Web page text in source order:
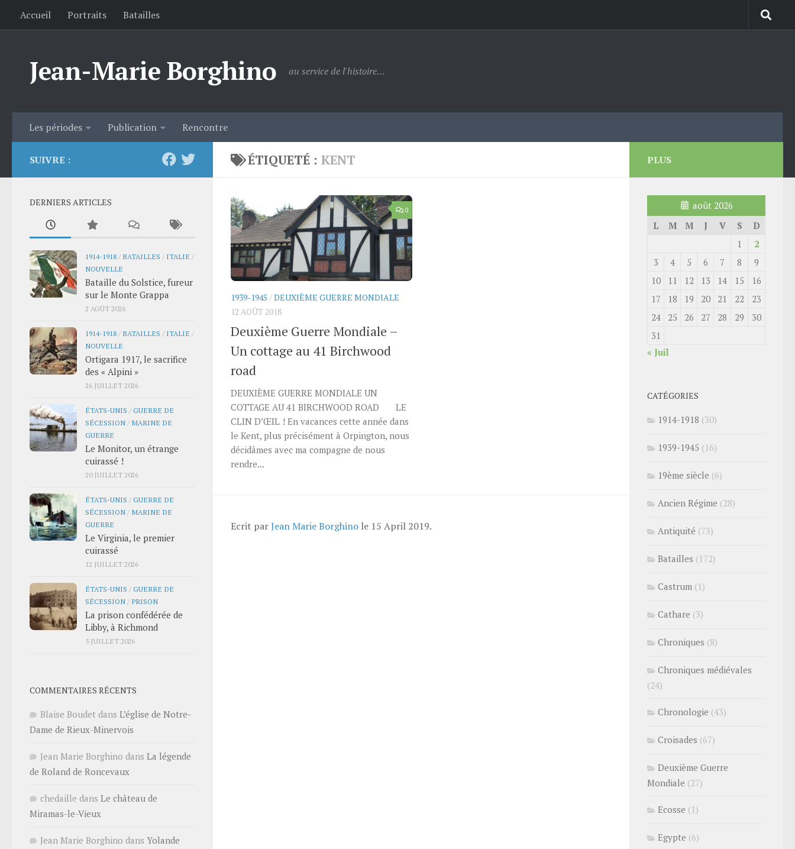
Skip to content
Accueil Portraits Batailles
Jean-Marie Borghino au service de l'histoire…
Les périodes Publication Rencontre
ÉTIQUETÉ : KENT
0
1939-1945 /DEUXIÈME GUERRE MONDIALE
12 AOÛT 2018
Deuxième Guerre Mondiale –
Un cottage au 41 Birchwood
road
DEUXIÈME GUERRE MONDIALE UN
COTTAGE AU 41 BIRCHWOOD ROAD LE
CLIN D’ŒIL ! En vacances cette année dans
le Kent, plus précisément à Orpington, nous
décidâmes avec ma compagne de nous
rendre...
Ecrit parJean Marie Borghino le 15 April 2019.
SUIVRE :
DERNIERS ARTICLES
1914-1918 / BATAILLES / ITALIE /
NOUVELLE
Bataille du Solstice, fureur
sur le Monte Grappa
2 AOÛT 2026
1914-1918 / BATAILLES / ITALIE /
NOUVELLE
Ortigara 1917, le sacrifice
des « Alpini »
26 JUILLET 2026
ÉTATS-UNIS /GUERRE DE
SÉCESSION / MARINE DE
GUERRE
Le Monitor, un étrange
cuirassé !
20 JUILLET 2026
ÉTATS-UNIS /GUERRE DE
SÉCESSION / MARINE DE
GUERRE
Le Virginia, le premier
cuirassé
12 JUILLET 2026
ÉTATS-UNIS /GUERRE DE
SÉCESSION / PRISON
La prison confédérée de
Libby, à Richmond
5 JUILLET 2026
COMMENTAIRES RÉCENTS
Blaise Boudet dans L’église de Notre-
Dame de Rieux-Minervois
Jean Marie Borghino dans La légende
de Roland de Roncevaux
chedaille dans Le château de
Miramas-le-Vieux
Jean Marie Borghino dans Yolande
PLUS
août 2026
L
M M J V S
D
1
2
3
4 5 6 7 8
9
10
11 12 13 14 15
16
17
18 19 20 21 22
23
24
25 26 27 28 29
30
31
« Juil
CATÉGORIES
1914-1918 (30)
1939-1945 (16)
19ème siècle (6)
Ancien Régime (28)
Antiquité (73)
Batailles (172)
Castrum (1)
Cathare (3)
Chroniques (8)
Chroniques médiévales
(24)
Chronologie (43)
Croisades (67)
Deuxième Guerre
Mondiale (27)
Ecosse (1)
Egypte (6)